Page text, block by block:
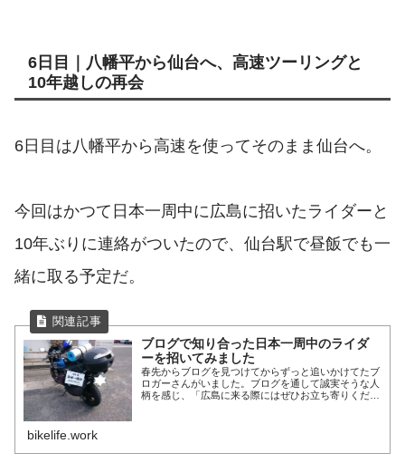
6日目｜八幡平から仙台へ、高速ツーリングと
10年越しの再会
6日目は八幡平から高速を使ってそのまま仙台へ。
今回はかつて日本一周中に広島に招いたライダーと
10年ぶりに連絡がついたので、仙台駅で昼飯でも一
緒に取る予定だ。
ブログで知り合った日本一周中のライダ
ーを招いてみました
春先からブログを見つけてからずっと追いかけてたブ
ロガーさんがいました。ブログを通して誠実そうな人
柄を感じ、「広島に来る際にはぜひお立ち寄りくださ
bikelife.work